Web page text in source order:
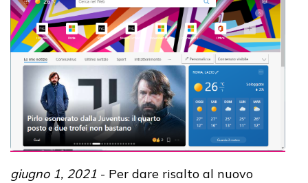
giugno 1, 2021 - Per dare risalto al nuovo